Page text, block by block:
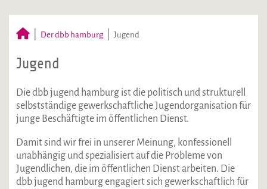
Der dbb hamburg Jugend
Jugend
Die dbb jugend hamburg ist die politisch und strukturell
selbstständige gewerkschaftliche Jugendorganisation für
junge Beschäftigte im öffentlichen Dienst.
Damit sind wir frei in unserer Meinung, konfessionell
unabhängig und spezialisiert auf die Probleme von
Jugendlichen, die im öffentlichen Dienst arbeiten. Die
dbb jugend hamburg engagiert sich gewerkschaftlich für